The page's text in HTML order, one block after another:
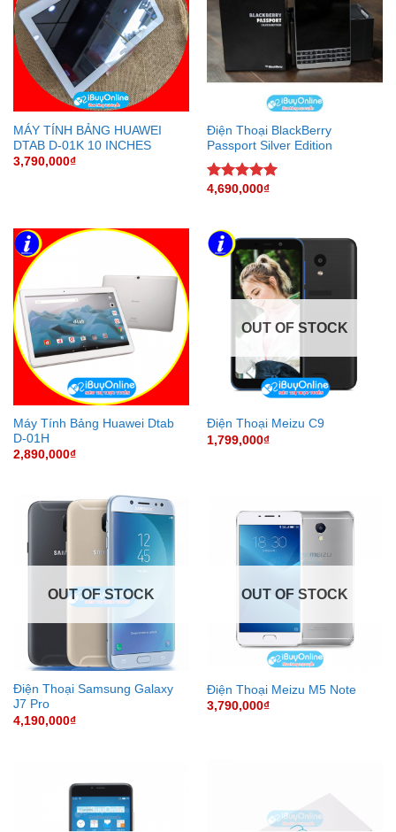
MÁY TÍNH BẢNG HUAWEI
DTAB D-01K 10 INCHES
3,790,000₫
Điện Thoại BlackBerry
Passport Silver Edition
Rated5.00
4,690,000₫
Máy Tính Bảng Huawei Dtab
D-01H
2,890,000₫
OUT OF STOCK
Điện Thoại Meizu C9
1,799,000₫
OUT OF STOCK
Điện Thoại Samsung Galaxy
J7 Pro
4,190,000₫
OUT OF STOCK
Điện Thoại Meizu M5 Note
3,790,000₫